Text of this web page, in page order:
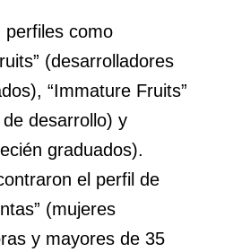
perfiles como
(desarrolladores
“Immature Fruits”
desarrollo) y
graduados).
el perfil de
(mujeres
y mayores de 35